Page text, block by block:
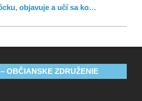
objavuje a učí sa ko…
OBČIANSKE ZDRUŽENIE